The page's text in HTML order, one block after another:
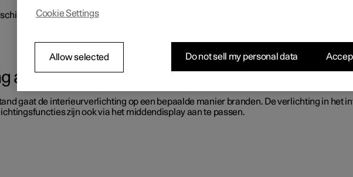
soorten verlichting, zoals de interieurverlichting, de instelbare sierverlichting
aanpassen
gaat de interieurverlichting op een bepaalde manier branden. De verlichting in het
zijn ook via het middendisplay aan te passen.
Cookie Settings
Allow selected Do not sell my personal data Accept